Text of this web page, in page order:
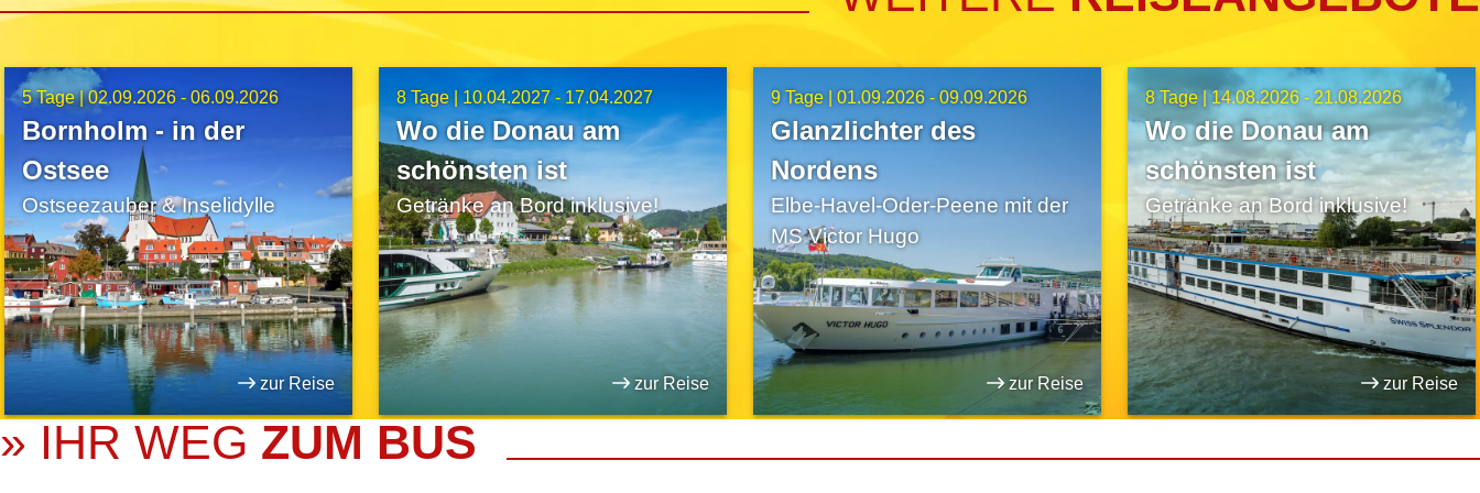
8 Tage |14.08.2026 - 21.08.2026
Wo die Donau am
schönsten ist
Getränke an Bord inklusive!
zur Reise
9 Tage | 01.09.2026 - 09.09.2026
Glanzlichter des
Nordens
Elbe-Havel-Oder-Peene mit der
MS Victor Hugo
zur Reise
8 Tage | 10.04.2027 - 17.04.2027
Wo die Donau am
schönsten ist
Getränke an Bord inklusive!
zur Reise
5 Tage |02.09.2026 - 06.09.2026
Bornholm - in der
Ostsee
Ostseezauber & Inselidylle
zur Reise
» IHR WEG ZUM BUS